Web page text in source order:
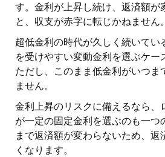
す。金利が上昇し続け、返済額が
と、収支が赤字に転じかねません。
超低金利の時代が久しく続いてい
を受けやすい変動金利を選ぶケー
ただし、このまま低金利がいつま
ません。
金利上昇のリスクに備えるなら、
が一定の固定金利を選ぶのも一つ
まで返済額が変わらないため、返
くなります。